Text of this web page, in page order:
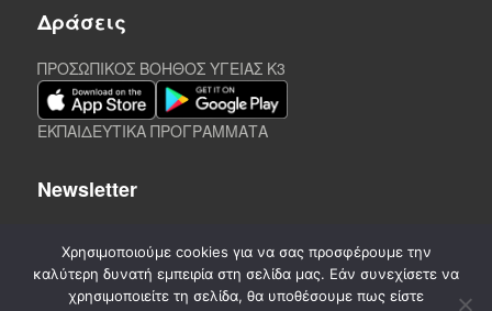
Δράσεις
ΠΡΟΣΩΠΙΚΟΣ ΒΟΗΘΟΣ ΥΓΕΙΑΣ K3
ΕΚΠΑΙΔΕΥΤΙΚΑ ΠΡΟΓΡΑΜΜΑΤΑ
Newsletter
Χρησιμοποιούμε cookies για να σας προσφέρουμε την
καλύτερη δυνατή εμπειρία στη σελίδα μας. Εάν συνεχίσετε να
χρησιμοποιείτε τη σελίδα, θα υποθέσουμε πως είστε